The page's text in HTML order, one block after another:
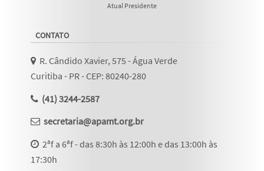
Atual Presidente
CONTATO
R. Cândido Xavier, 575 - Água Verde
Curitiba - PR - CEP: 80240-280
(41) 3244-2587
secretaria@apamt.org.br
2ªf a 6ªf - das 8:30h às 12:00h e das 13:00h às
17:30h